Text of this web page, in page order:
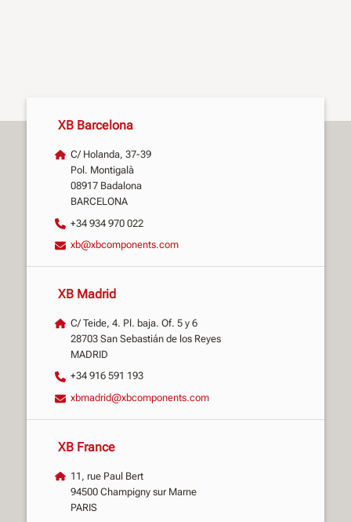
XB Barcelona
C/ Holanda, 37-39
Pol. Montigalà
08917 Badalona
BARCELONA
+34 934 970 022
xb@xbcomponents.com
XB Madrid
C/ Teide, 4. Pl. baja. Of. 5 y 6
28703 San Sebastián de los Reyes
MADRID
+34 916 591 193
xbmadrid@xbcomponents.com
XB France
11, rue Paul Bert
94500 Champigny sur Marne
PARIS